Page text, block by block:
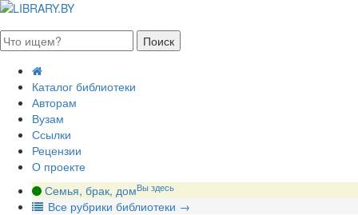
Каталог библиотеки
Авторам
Вузам
Ссылки
Рецензии
О проекте
Семья, брак, домВы здесь
Все рубрики библиотеки →